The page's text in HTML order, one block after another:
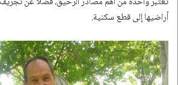
أراضيها إلى قطع سكنية.